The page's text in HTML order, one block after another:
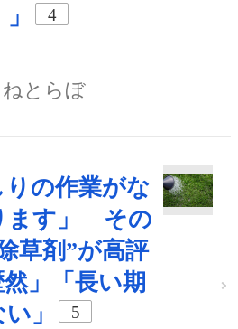
4
ねとらぼ
りの作業がな
ます」 その
草剤”が高評
」「長い期
」
5